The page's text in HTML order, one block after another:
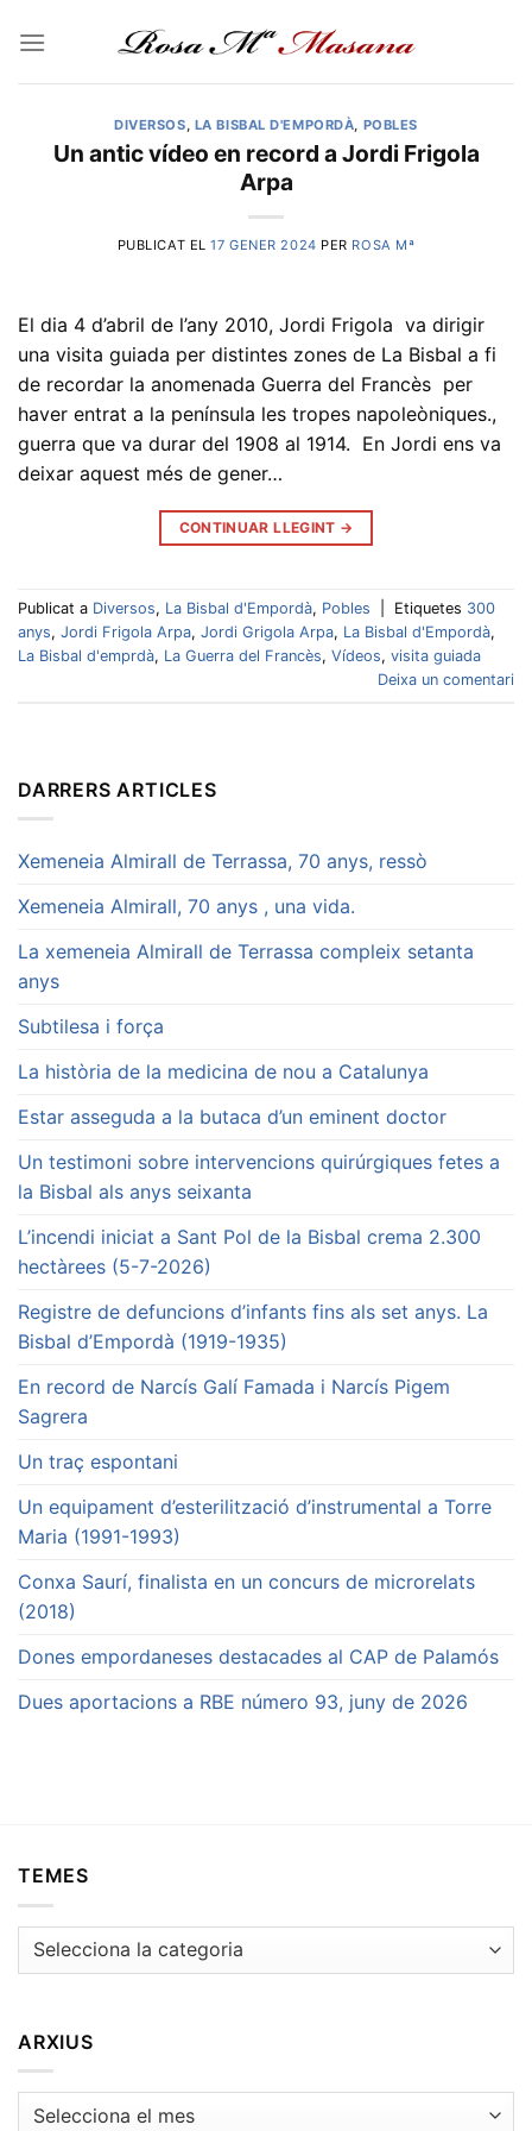
DIVERSOS, LA BISBAL D'EMPORDÀ, POBLES
Un antic vídeo en record a Jordi Frigola
Arpa
PUBLICAT EL17 GENER 2024 PER ROSA Mª
El dia 4 d’abril de l’any 2010, Jordi Frigola va dirigir
una visita guiada per distintes zones de La Bisbal a fi
de recordar la anomenada Guerra del Francès per
haver entrat a la península les tropes napoleòniques.,
guerra que va durar del 1908 al 1914. En Jordi ens va
deixar aquest més de gener…
CONTINUAR LLEGINT →
Publicat a Diversos, La Bisbal d'Empordà, Pobles Etiquetes 300
anys, Jordi Frigola Arpa, Jordi Grigola Arpa, La Bisbal d'Empordà,
La Bisbal d'emprdà, La Guerra del Francès, Vídeos, visita guiada
Deixa un comentari
DARRERS ARTICLES
Xemeneia Almirall de Terrassa, 70 anys, ressò
Xemeneia Almirall, 70 anys , una vida.
La xemeneia Almirall de Terrassa compleix setanta
anys
Subtilesa i força
La història de la medicina de nou a Catalunya
Estar asseguda a la butaca d’un eminent doctor
Un testimoni sobre intervencions quirúrgiques fetes a
la Bisbal als anys seixanta
L’incendi iniciat a Sant Pol de la Bisbal crema 2.300
hectàrees (5-7-2026)
Registre de defuncions d’infants fins als set anys. La
Bisbal d’Empordà (1919-1935)
En record de Narcís Galí Famada i Narcís Pigem
Sagrera
Un traç espontani
Un equipament d’esterilització d’instrumental a Torre
Maria (1991-1993)
Conxa Saurí, finalista en un concurs de microrelats
(2018)
Dones empordaneses destacades al CAP de Palamós
Dues aportacions a RBE número 93, juny de 2026
TEMES
Temes
ARXIUS
Arxius